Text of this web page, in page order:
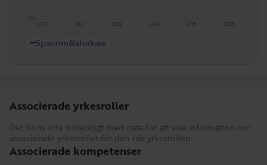
Låg
2026
2025
2024
2023
2022
2021
Spannmålstorkare
Associerade yrkesroller
Det finns inte tillräckligt med data för att visa information om
associerade yrkesroller för den här yrkesrollen.
Associerade kompetenser